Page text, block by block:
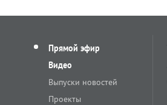
Прямой эфир
Видео
Выпуски новостей
Проекты